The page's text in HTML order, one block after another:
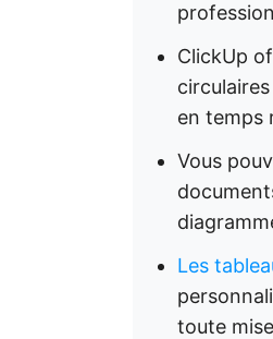
ClickUp
en temps
Vous
Les
toute